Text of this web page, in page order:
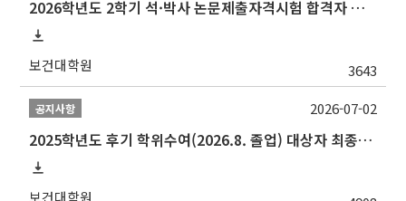
2026학년도 2학기 석·박사 논문제출자격시험 합격자 공고(TSQ Exam Result)
보건대학원 3643
공지사항
2025학년도 후기 학위수여(2026.8. 졸업) 대상자 최종인준 논문 제출 안내
보건대학원
2026-07-02